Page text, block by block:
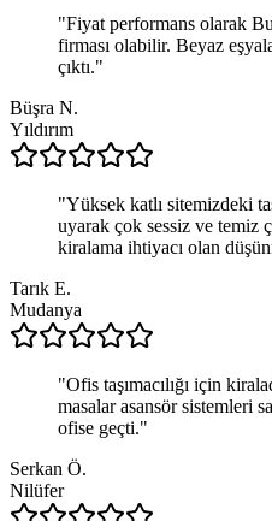
"Fiyat performans olarak
firması olabilir. Beyaz
çıktı."
Büşra N.
Yıldırım
"Yüksek katlı sitemizdeki
uyarak çok sessiz ve temiz
kiralama ihtiyacı olan
Tarık E.
Mudanya
"Ofis taşımacılığı için
masalar asansör sistemleri
ofise geçti."
Serkan Ö.
Nilüfer